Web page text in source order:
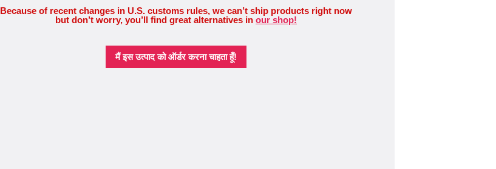
Because of recent changes in U.S. customs rules, we can’t ship products right now
but don’t worry, you’ll find great alternatives in our shop!
मैं इस उत्पाद को ऑर्डर करना चाहता हूँ!